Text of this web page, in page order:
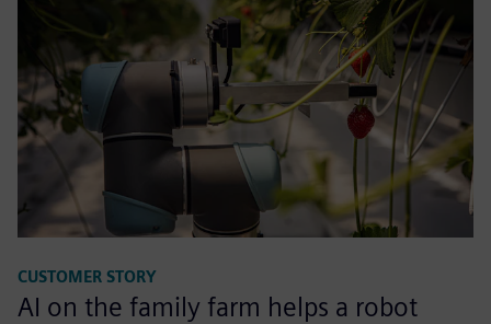
CUSTOMER STORY
AI on the family farm helps a robot